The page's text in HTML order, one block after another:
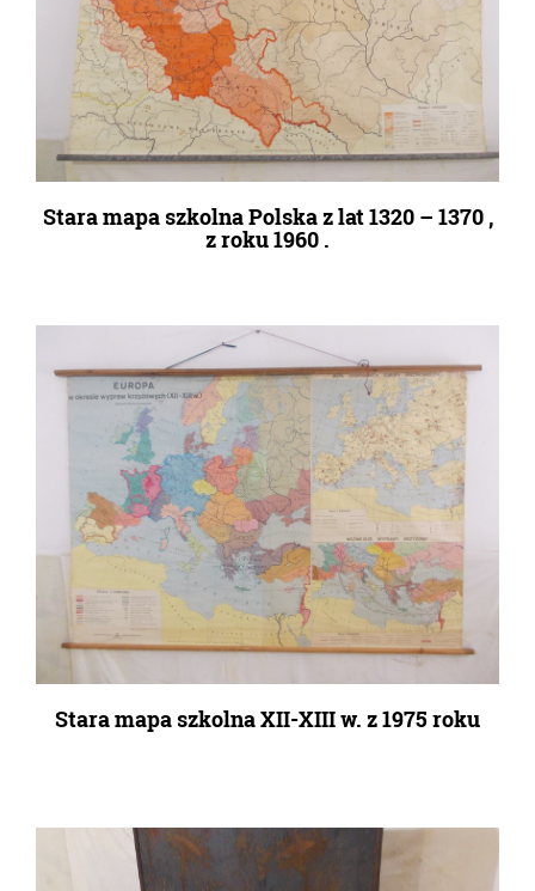
Stara mapa szkolna Polska z lat 1320 – 1370 ,
z roku 1960 .
Stara mapa szkolna XII-XIII w. z 1975 roku